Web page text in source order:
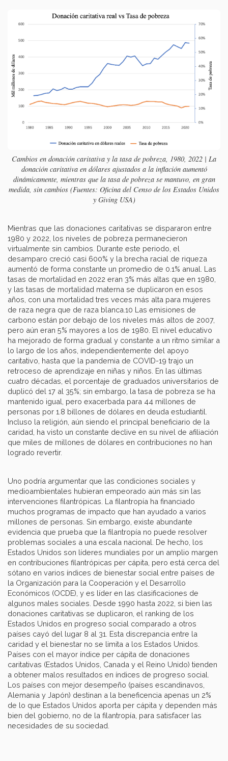
Cambios en donación caritativa y la tasa de pobreza, 1980, 2022 | La
donación caritativa en dólares ajustados a la inflación aumentó
dinámicamente, mientras que la tasa de pobreza se mantuvo, en gran
medida, sin cambios (Fuentes: Oficina del Censo de los Estados Unidos
y Giving USA)
Mientras que las donaciones caritativas se dispararon entre
1980 y 2022, los niveles de pobreza permanecieron
virtualmente sin cambios. Durante este periodo, el
desamparo creció casi 600% y la brecha racial de riqueza
aumentó de forma constante un promedio de 0.1% anual. Las
tasas de mortalidad en 2022 eran 3% más altas que en 1980,
y las tasas de mortalidad materna se duplicaron en esos
años, con una mortalidad tres veces más alta para mujeres
de raza negra que de raza blanca.10 Las emisiones de
carbono están por debajo de los niveles más altos de 2007,
pero aún eran 5% mayores a los de 1980. El nivel educativo
ha mejorado de forma gradual y constante a un ritmo similar a
lo largo de los años, independientemente del apoyo
caritativo, hasta que la pandemia de COVID-19 trajo un
retroceso de aprendizaje en niñas y niños. En las últimas
cuatro décadas, el porcentaje de graduados universitarios de
duplicó del 17 al 35%; sin embargo, la tasa de pobreza se ha
mantenido igual, pero exacerbada para 44 millones de
personas por 1.8 billones de dólares en deuda estudiantil.
Incluso la religión, aún siendo el principal beneficiario de la
caridad, ha visto un constante declive en su nivel de afiliación
que miles de millones de dólares en contribuciones no han
logrado revertir.
Uno podría argumentar que las condiciones sociales y
medioambientales hubieran empeorado aún más sin las
intervenciones filantrópicas. La filantropía ha financiado
muchos programas de impacto que han ayudado a varios
millones de personas. Sin embargo, existe abundante
evidencia que prueba que la filantropía no puede resolver
problemas sociales a una escala nacional. De hecho, los
Estados Unidos son líderes mundiales por un amplio margen
en contribuciones filantrópicas per cápita, pero está cerca del
sótano en varios índices de bienestar social entre países de
la Organización para la Cooperación y el Desarrollo
Económicos (OCDE), y es líder en las clasificaciones de
algunos males sociales. Desde 1990 hasta 2022, si bien las
donaciones caritativas se duplicaron, el ranking de los
Estados Unidos en progreso social comparado a otros
países cayó del lugar 8 al 31. Esta discrepancia entre la
caridad y el bienestar no se limita a los Estados Unidos.
Países con el mayor índice per cápita de donaciones
caritativas (Estados Unidos, Canada y el Reino Unido) tienden
a obtener malos resultados en índices de progreso social.
Los países con mejor desempeño (países escandinavos,
Alemania y Japón) destinan a la beneficencia apenas un 2%
de lo que Estados Unidos aporta per cápita y dependen más
bien del gobierno, no de la filantropía, para satisfacer las
necesidades de su sociedad.